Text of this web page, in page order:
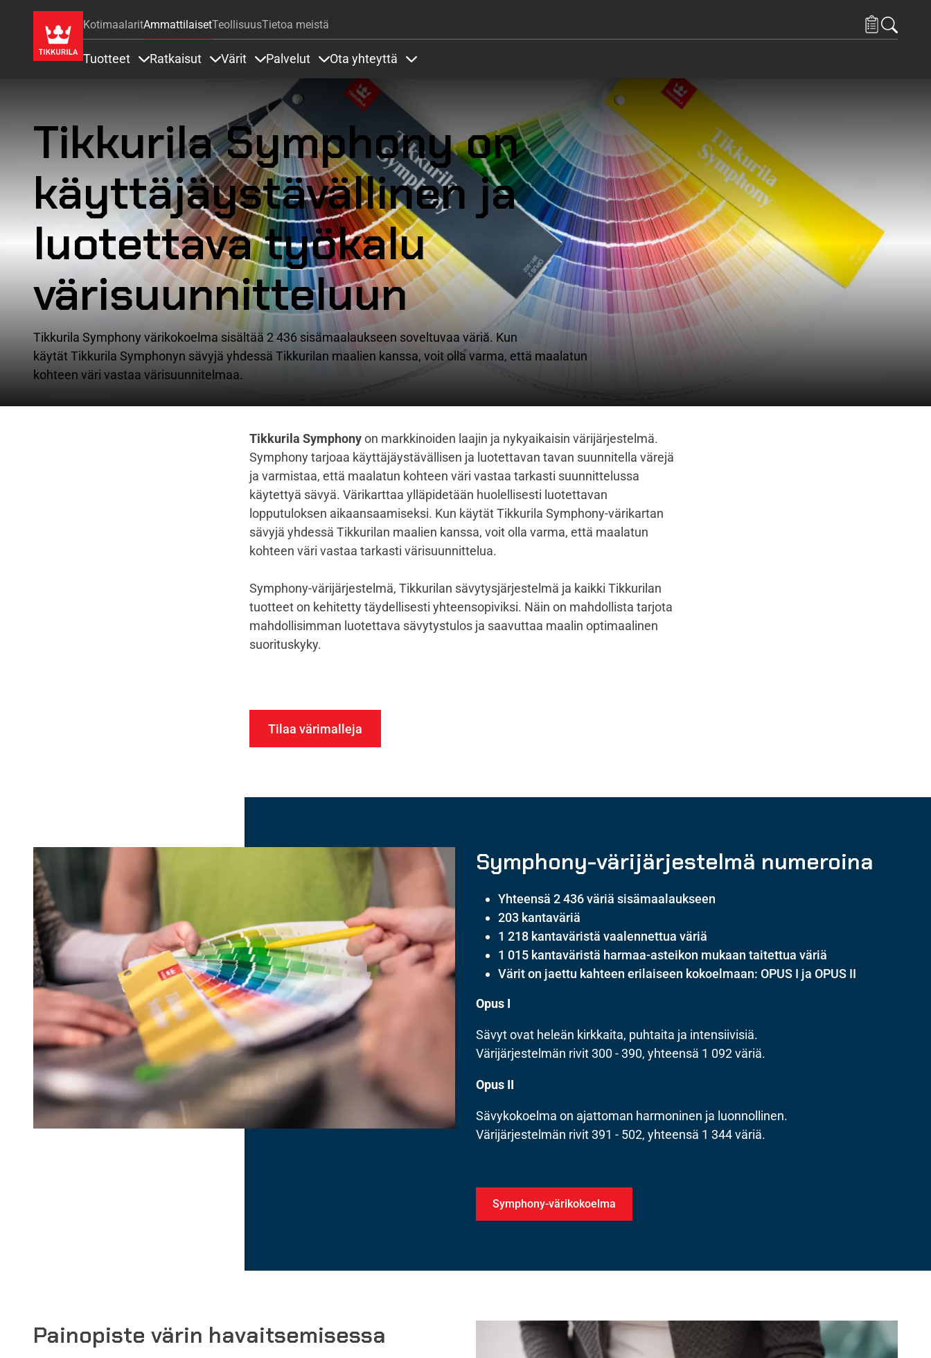
KotimaalaritAmmattilaisetTeollisuusTietoa meistä
Tuotteet Ratkaisut Värit Palvelut Ota yhteyttä
Tikkurila Symphony on
käyttäjäystävällinen ja
luotettava työkalu
värisuunnitteluun
Tikkurila Symphony värikokoelma sisältää 2 436 sisämaalaukseen soveltuvaa väriä. Kun
käytät Tikkurila Symphonyn sävyjä yhdessä Tikkurilan maalien kanssa, voit olla varma, että maalatun
kohteen väri vastaa värisuunnitelmaa.
Tikkurila Symphonyon markkinoiden laajin ja nykyaikaisin värijärjestelmä.
Symphony tarjoaa käyttäjäystävällisen ja luotettavan tavan suunnitella värejä
ja varmistaa, että maalatun kohteen väri vastaa tarkasti suunnittelussa
käytettyä sävyä. Värikarttaa ylläpidetään huolellisesti luotettavan
lopputuloksen aikaansaamiseksi. Kun käytät Tikkurila Symphony-värikartan
sävyjä yhdessä Tikkurilan maalien kanssa, voit olla varma, että maalatun
kohteen väri vastaa tarkasti värisuunnittelua.
Symphony-värijärjestelmä, Tikkurilan sävytysjärjestelmä ja kaikki Tikkurilan
tuotteet on kehitetty täydellisesti yhteensopiviksi. Näin on mahdollista tarjota
mahdollisimman luotettava sävytystulos ja saavuttaa maalin optimaalinen
suorituskyky.
Tilaa värimalleja
Symphony-värijärjestelmä numeroina
Yhteensä 2 436 väriä sisämaalaukseen
203 kantaväriä
1 218 kantaväristä vaalennettua väriä
1 015 kantaväristä harmaa-asteikon mukaan taitettua väriä
Värit on jaettu kahteen erilaiseen kokoelmaan: OPUS I ja OPUS II
Opus I
Sävyt ovat heleän kirkkaita, puhtaita ja intensiivisiä.
Värijärjestelmän rivit 300 - 390, yhteensä 1 092 väriä.
Opus II
Sävykokoelma on ajattoman harmoninen ja luonnollinen.
Värijärjestelmän rivit 391 - 502, yhteensä 1 344 väriä.
Symphony-värikokoelma
Painopiste värin havaitsemisessa